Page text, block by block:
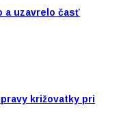
a uzavrelo časť
križovatky pri